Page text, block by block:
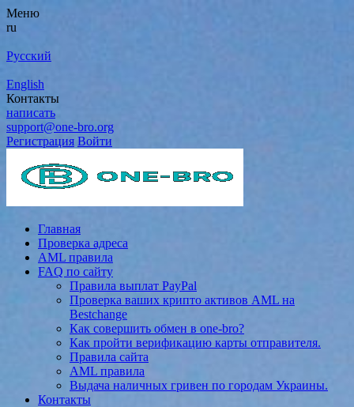
Меню
ru
Русский
English
Контакты
написать
support@one-bro.org
Регистрация Войти
Главная
Проверка адреса
AML правила
FAQ по сайту
Правила выплат PayPal
Проверка ваших крипто активов AML на
Bestchange
Как совершить обмен в one-bro?
Как пройти верификацию карты отправителя.
Правила сайта
AML правила
Выдача наличных гривен по городам Украины.
Контакты